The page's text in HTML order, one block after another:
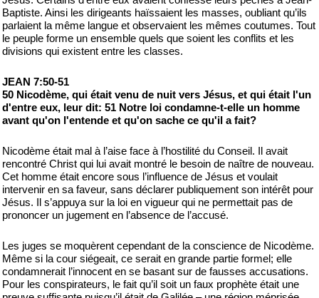
Baptiste. Ainsi les dirigeants haïssaient les masses, oubliant qu’ils
parlaient la même langue et observaient les mêmes coutumes. Tout
le peuple forme un ensemble quels que soient les conflits et les
divisions qui existent entre les classes.
JEAN 7:50-51
50 Nicodème, qui était venu de nuit vers Jésus, et qui était l'un
d'entre eux, leur dit: 51 Notre loi condamne-t-elle un homme
avant qu'on l'entende et qu'on sache ce qu'il a fait?
Nicodème était mal à l’aise face à l’hostilité du Conseil. Il avait
rencontré Christ qui lui avait montré le besoin de naître de nouveau.
Cet homme était encore sous l’influence de Jésus et voulait
intervenir en sa faveur, sans déclarer publiquement son intérêt pour
Jésus. Il s’appuya sur la loi en vigueur qui ne permettait pas de
prononcer un jugement en l’absence de l’accusé.
Les juges se moquèrent cependant de la conscience de Nicodème.
Même si la cour siégeait, ce serait en grande partie formel; elle
condamnerait l’innocent en se basant sur de fausses accusations.
Pour les conspirateurs, le fait qu’il soit un faux prophète était une